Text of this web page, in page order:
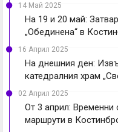
14 Май 2025
На 19 и 20 май:
„Обединена“ в
16 Април 2025
На днешния ден:
катедралния храм
02 Април 2025
От 3 април: Временни
маршрути в